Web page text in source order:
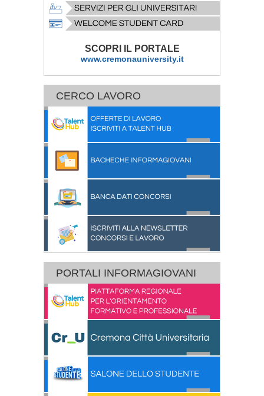
SCOPRI IL PORTALE
www.cremonauniversity.it
CERCO LAVORO
PORTALI INFORMAGIOVANI